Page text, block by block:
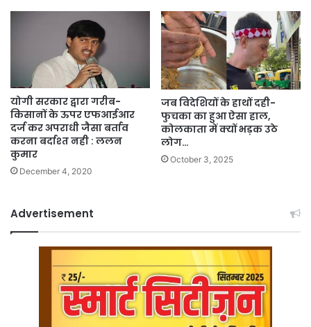
योगी सरकार द्वारा गरीब-
किसानों के ऊपर एफआईआर
दर्ज कर अपराधी जैसा बर्ताव
करना बर्दाश्त नही : ललन
कुमार
December 4, 2020
जब विदेशियों के हाथों दही-
फुचका का हुआ ऐसा हाल,
कोलकाता में क्यों भड़क उठे
लोग…
October 3, 2025
Advertisement